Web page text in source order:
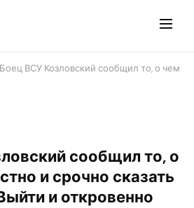
Боец ВСУ Козловский сообщил то, о чем
сообщил то, о
и срочно сказать
и откровенно